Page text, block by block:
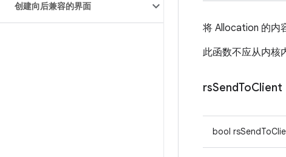
创建向后兼容的界面
将 Allocation 的内
此函数不应从内核
rsSendToClient
bool